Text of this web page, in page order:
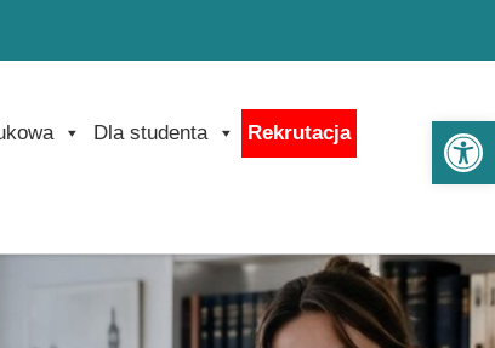
Dla studenta Rekrutacja